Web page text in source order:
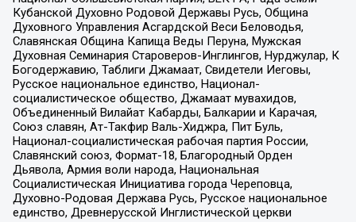
Кубанской Духовно Родовой Державы Русь, Община
Духовного Управления Асгардской Веси Беловодья,
Славянская Община Капища Веды Перуна, Мужская
Духовная Семинария Староверов-Инглингов, Нурджулар, К
Богодержавию, Таблиги Джамаат, Свидетели Иеговы,
Русское национальное единство, Национал-
социалистическое общество, Джамаат мувахидов,
Объединенный Вилайат Кабарды, Балкарии и Карачая,
Союз славян, Ат-Такфир Валь-Хиджра, Пит Буль,
Национал-социалистическая рабочая партия России,
Славянский союз, Формат-18, Благородный Орден
Дьявола, Армия воли народа, Национальная
Социалистическая Инициатива города Череповца,
Духовно-Родовая Держава Русь, Русское национальное
единство, Древнерусской Инглистической церкви